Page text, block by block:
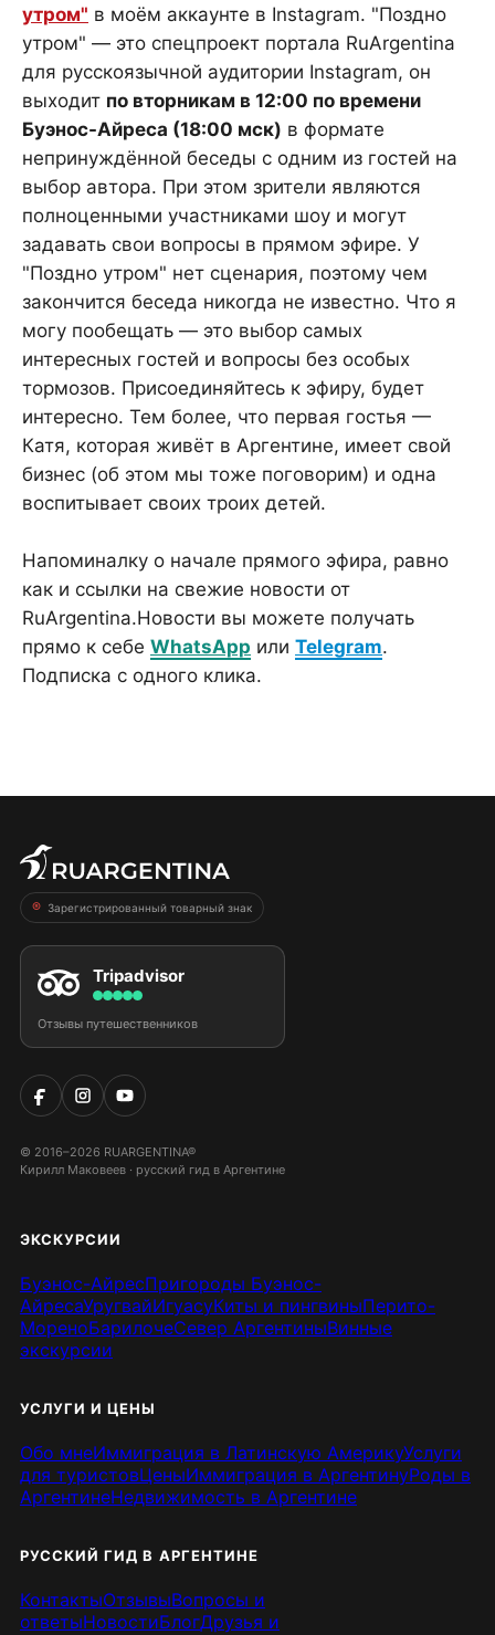
утром" в моём аккаунте в Instagram. "Поздно
утром" — это спецпроект портала RuArgentina
для русскоязычной аудитории Instagram, он
выходит по вторникам в 12:00 по времени
Буэнос-Айреса (18:00 мск) в формате
непринуждённой беседы с одним из гостей на
выбор автора. При этом зрители являются
полноценными участниками шоу и могут
задавать свои вопросы в прямом эфире. У
"Поздно утром" нет сценария, поэтому чем
закончится беседа никогда не известно. Что я
могу пообещать — это выбор самых
интересных гостей и вопросы без особых
тормозов. Присоединяйтесь к эфиру, будет
интересно. Тем более, что первая гостья —
Катя, которая живёт в Аргентине, имеет свой
бизнес (об этом мы тоже поговорим) и одна
воспитывает своих троих детей.
Напоминалку о начале прямого эфира, равно
как и ссылки на свежие новости от
RuArgentina.Новости вы можете получать
прямо к себе WhatsApp или Telegram.
Подписка с одного клика.
Зарегистрированный товарный знак
Tripadvisor
Отзывы путешественников
© 2016–2026 RUARGENTINA®
Кирилл Маковеев · русский гид в Аргентине
ЭКСКУРСИИ
Буэнос-АйресПригороды Буэнос-
АйресаУругвайИгуасуКиты и пингвиныПерито-
МореноБарилочеСевер АргентиныВинные
экскурсии
УСЛУГИ И ЦЕНЫ
Обо мнеИммиграция в Латинскую АмерикуУслуги
для туристовЦеныИммиграция в АргентинуРоды в
АргентинеНедвижимость в Аргентине
РУССКИЙ ГИД В АРГЕНТИНЕ
КонтактыОтзывыВопросы и
ответыНовостиБлогДрузья и